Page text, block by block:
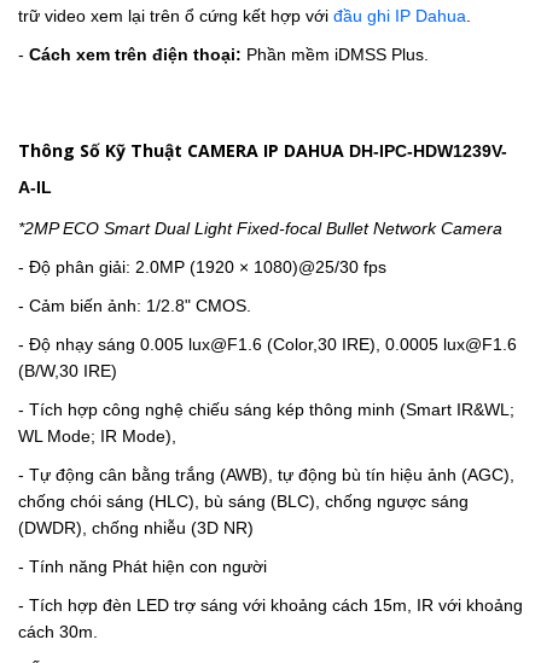
trữ video xem lại trên ổ cứng kết hợp với đầu ghi IP Dahua
- Cách xem trên điện thoại: Phần mềm iDMSS Plus.
Thông Số Kỹ Thuật CAMERA IP DAHUA DH-IPC-HDW1239V-
A-IL
*2MP ECO Smart Dual Light Fixed-focal Bullet Network Camera
- Độ phân giải: 2.0MP (1920 × 1080)@25/30 fps
- Cảm biến ảnh: 1/2.8" CMOS.
- Độ nhạy sáng 0.005 lux@F1.6 (Color,30 IRE), 0.0005 lux@F1.6
(B/W,30 IRE)
- Tích hợp công nghệ chiếu sáng kép thông minh (Smart IR&WL;
WL Mode; IR Mode),
- Tự động cân bằng trắng (AWB), tự động bù tín hiệu ảnh (AGC),
chống chói sáng (HLC), bù sáng (BLC), chống ngược sáng
(DWDR), chống nhiễu (3D NR)
- Tính năng Phát hiện con người
- Tích hợp đèn LED trợ sáng với khoảng cách 15m, IR với khoảng
cách 30m.